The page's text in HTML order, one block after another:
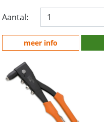
Aantal:
meer info